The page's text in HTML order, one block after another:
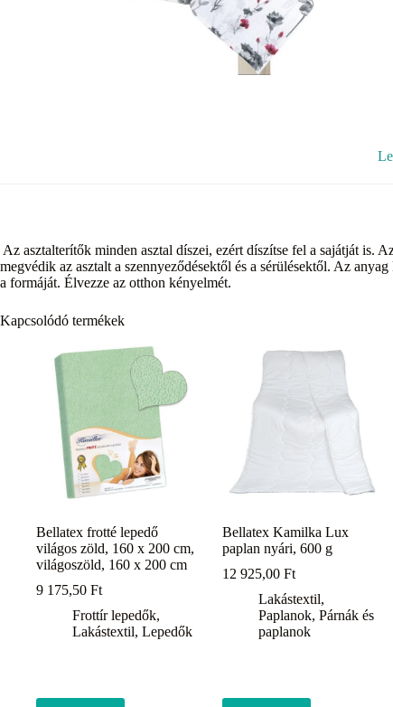
Az asztalterítők minden asztal díszei, ezért díszítse fel a sajátját is.
megvédik az asztalt a szennyeződésektől és a sérülésektől. Az
a formáját. Élvezze az otthon kényelmét.
Kapcsolódó termékek
Bellatex frotté lepedő
világos zöld, 160 x 200 cm,
világoszöld, 160 x 200 cm
9 175,50 Ft
Frottír lepedők,
Lakástextil, Lepedők
Bellatex Kamilka Lux
paplan nyári, 600 g
12 925,00Ft
Lakástextil,
Paplanok,Párnák és
paplanok